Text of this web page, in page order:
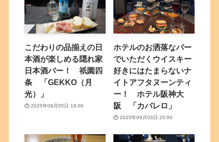
こだわりの品揃えの日
本酒が楽しめる隠れ家
日本酒バー！ 祇園四
条 「GEKKO（月
光）」
2025年09月05日 18:00
ホテルのお洒落なバー
でいただくウイスキー
好きにはたまらないナ
イトアフタヌーンティ
ー！ ホテル阪神大
阪 「カバレロ」
2025年09月03日 20:00